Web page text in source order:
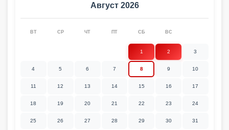
Август 2026
ВТ СР ЧТ ПТ СБ ВС
1 2 3
4 5 6 7 8 9 10
11 12 13 14 15 16 17
18 19 20 21 22 23 24
25 26 27 28 29 30 31